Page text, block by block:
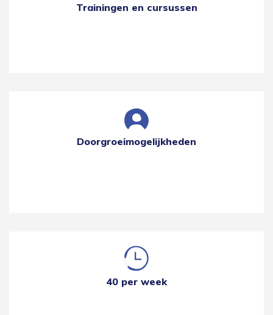
Trainingen en cursussen
Doorgroeimogelijkheden
40 per week